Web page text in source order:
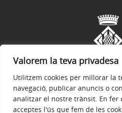
Valorem la teva privadesa
Utilitzem cookies per millorar la
navegació, publicar anuncis o
analitzar el nostre trànsit. En fer
acceptes l'ús que fem de les